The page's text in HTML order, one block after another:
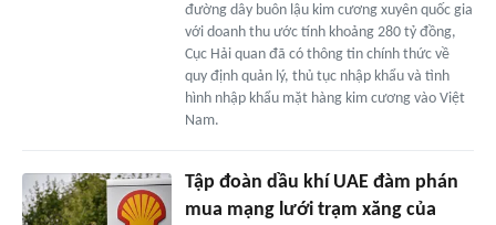
đường dây buôn lậu kim cương xuyên quốc gia
với doanh thu ước tính khoảng 280 tỷ đồng,
Cục Hải quan đã có thông tin chính thức về
quy định quản lý, thủ tục nhập khẩu và tình
hình nhập khẩu mặt hàng kim cương vào Việt
Nam.
Tập đoàn dầu khí UAE đàm phán
mua mạng lưới trạm xăng của